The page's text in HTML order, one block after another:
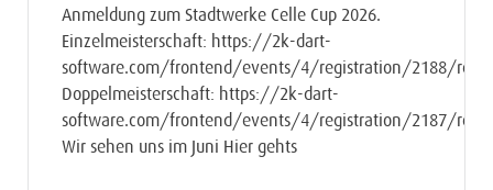
Anmeldung zum Stadtwerke Celle Cup 2026.
Einzelmeisterschaft: https://2k-dart-
software.com/frontend/events/4/registration/2188/
Doppelmeisterschaft: https://2k-dart-
software.com/frontend/events/4/registration/2187/
Wir sehen uns im Juni Hier gehts